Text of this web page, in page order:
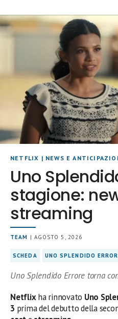
NETFLIX | NEWS E
Uno
stagione:
streaming
TEAM | AGOSTO 5, 2026
SCHEDA UNO SPLENDIDO
Uno Splendido Errore torna
Netflixha rinnovato Uno
3 prima del debutto della